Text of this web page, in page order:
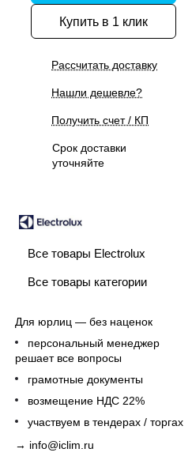
Купить в 1 клик
Рассчитать доставку
Нашли дешевле?
Получить счет / КП
Срок доставки
уточняйте
Все товары Electrolux
Все товары категории
Для юрлиц — без наценок
персональный менеджер
решает все вопросы
грамотные документы
возмещение НДС 22%
участвуем в тендерах / торгах
→ info@iclim.ru